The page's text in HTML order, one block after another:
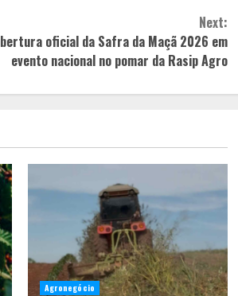
Next:
oficial da Safra da Maçã 2026 em
evento nacional no pomar da Rasip Agro
Agronegócio